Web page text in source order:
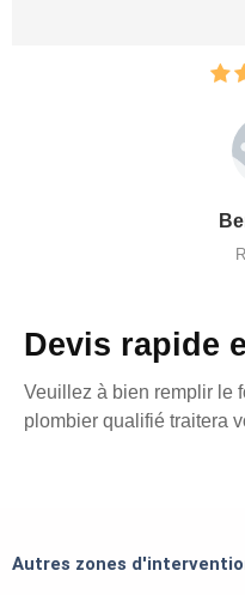
Devis rapide
Veuillez à bien remplir le
plombier qualifié traitera
Autres zones